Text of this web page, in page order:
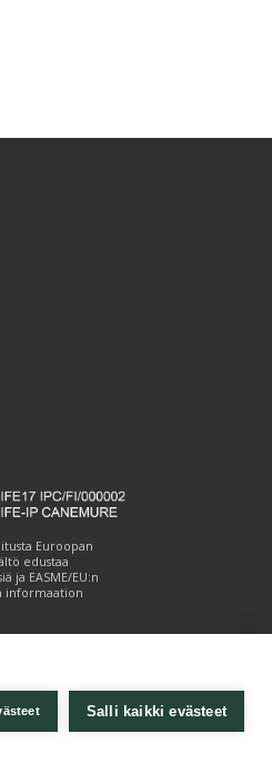
Salli kaikki evästeet
Euroopan
edustaa
ja EASME/EU:n
informaation